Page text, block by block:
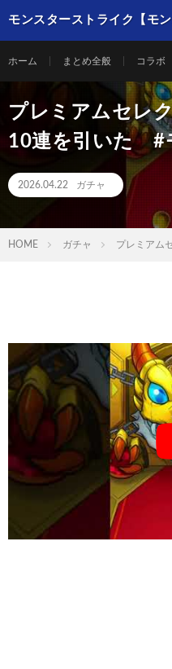
モンスターストライク【モ
ホーム まとめ全般 コラボ
プレミアムセレ
10連を引いた #
2026.04.22 ガチャ
HOME ガチャ プレミアム